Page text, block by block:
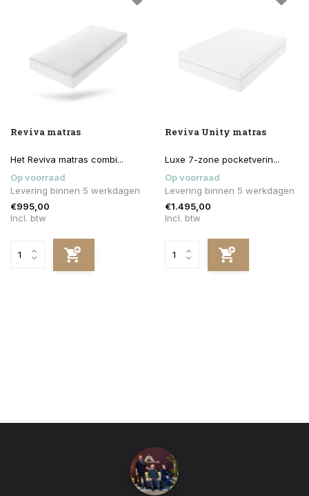
Reviva matras
Het Reviva matras combi...
Op voorraad
Levering binnen 5 werkdagen
€995,00
Incl. btw
Reviva Unity matras
Luxe 7-zone pocketverin...
Op voorraad
Levering binnen 5 werkdagen
€1.495,00
Incl. btw